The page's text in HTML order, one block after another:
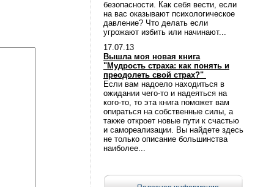
безопасности. Как себя вести, если
на вас оказывают психологическое
давление? Что делать если
угрожают избить или начинают...
17.07.13
Вышла моя новая книга
"Мудрость страха: как понять и
преодолеть свой страх?"
Если вам надоело находиться в
ожидании чего-то и надеяться на
кого-то, то эта книга поможет вам
опираться на собственные силы, а
также откроет новые пути к счастью
и самореализации. Вы найдете здесь
не только описание большинства
наиболее...